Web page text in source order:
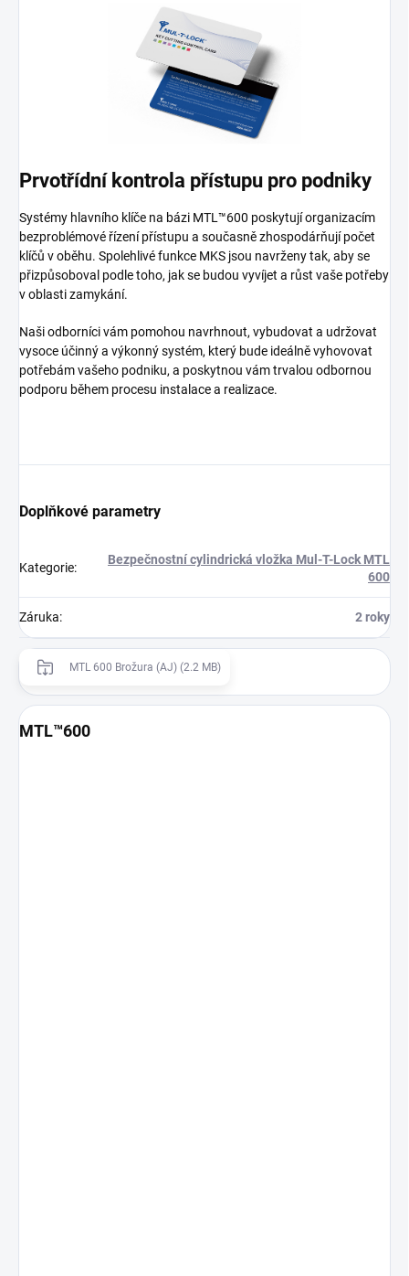
Prvotřídní kontrola přístupu pro podniky
Systémy hlavního klíče na bázi MTL™600 poskytují organizacím
bezproblémové řízení přístupu a současně zhospodárňují počet
klíčů v oběhu. Spolehlivé funkce MKS jsou navrženy tak, aby se
přizpůsoboval podle toho, jak se budou vyvíjet a růst vaše potřeby
v oblasti zamykání.
Naši odborníci vám pomohou navrhnout, vybudovat a udržovat
vysoce účinný a výkonný systém, který bude ideálně vyhovovat
potřebám vašeho podniku, a poskytnou vám trvalou odbornou
podporu během procesu instalace a realizace.
Doplňkové parametry
Kategorie:
Bezpečnostní cylindrická vložka Mul-T-Lock MTL
600
Záruka: 2 roky
MTL 600 Brožura (AJ) (2.2 MB)
MTL™600